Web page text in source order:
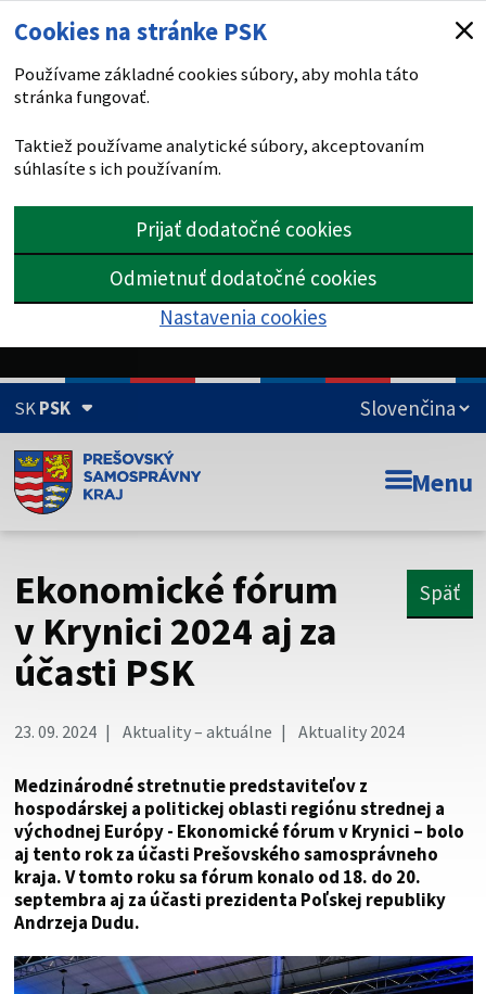
Cookies na stránke PSK
Používame základné cookies súbory, aby mohla táto
stránka fungovať.
Taktiež používame analytické súbory, akceptovaním
súhlasíte s ich používaním.
Prijať dodatočné cookies
Odmietnuť dodatočné cookies
Nastavenia cookies
SKPSK
Doména psk.sk je oficiálna
Toto je oficiálna webová stránka Prešovského
Táto stránka je zabezpečená
Buďte pozorní a vždy sa uistite, že zdieľate informácie iba
cez zabezpečenú webovú stránku. Zabezpečená stránka
Menu
Ekonomické fórum
v Krynici 2024 aj za
účasti PSK
Späť
23. 09. 2024 Aktuality – aktuálne Aktuality 2024
Medzinárodné stretnutie predstaviteľov z
hospodárskej a politickej oblasti regiónu strednej a
východnej Európy - Ekonomické fórum v Krynici – bolo
aj tento rok za účasti Prešovského samosprávneho
kraja. V tomto roku sa fórum konalo od 18. do 20.
septembra aj za účasti prezidenta Poľskej republiky
Andrzeja Dudu.